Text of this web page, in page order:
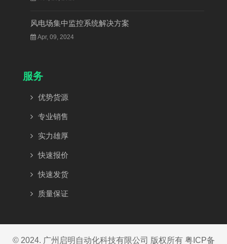
风电场集中监控系统解决方案
Apr, 09, 2024
服务
优势货源
专业销售
实力雄厚
快速报价
快速发货
质量保证
© 2024. 广州启明自动化科技有限公司 版权所有 粤ICP备